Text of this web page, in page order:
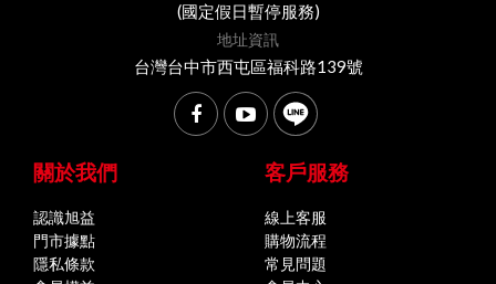
(國定假日暫停服務)
地址資訊
台灣台中市西屯區福科路139號
關於我們
認識旭益
門市據點
隱私條款
客戶服務
線上客服
購物流程
常見問題